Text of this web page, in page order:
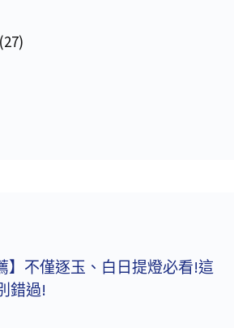
(27)
】不僅逐玉、白日提燈必看!這
錯過!